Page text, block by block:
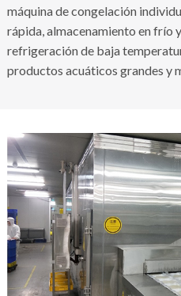
máquina de congelación
rápida, almacenamiento en frío
refrigeración de baja
productos acuáticos grandes y